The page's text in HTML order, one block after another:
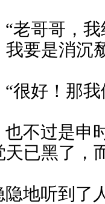
老哥哥，
我要是消沉
很好！那
不过是申
天已黑了，
地听到了